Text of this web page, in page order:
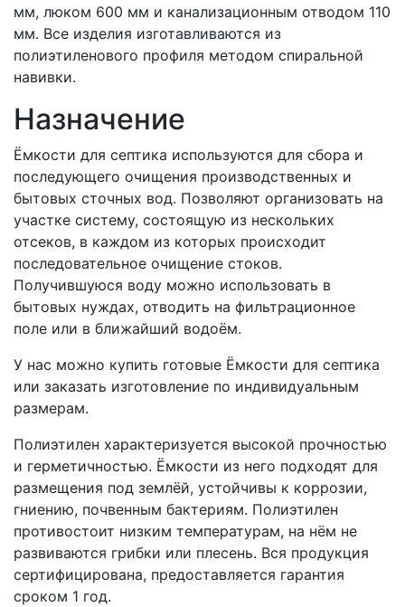
мм, люком 600 мм и канализационным отводом 110
мм. Все изделия изготавливаются из
полиэтиленового профиля методом спиральной
навивки.
Назначение
Ёмкости для септика используются для сбора и
последующего очищения производственных и
бытовых сточных вод. Позволяют организовать на
участке систему, состоящую из нескольких
отсеков, в каждом из которых происходит
последовательное очищение стоков.
Получившуюся воду можно использовать в
бытовых нуждах, отводить на фильтрационное
поле или в ближайший водоём.
У нас можно купить готовые Ёмкости для септика
или заказать изготовление по индивидуальным
размерам.
Полиэтилен характеризуется высокой прочностью
и герметичностью. Ёмкости из него подходят для
размещения под землёй, устойчивы к коррозии,
гниению, почвенным бактериям. Полиэтилен
противостоит низким температурам, на нём не
развиваются грибки или плесень. Вся продукция
сертифицирована, предоставляется гарантия
сроком 1 год.